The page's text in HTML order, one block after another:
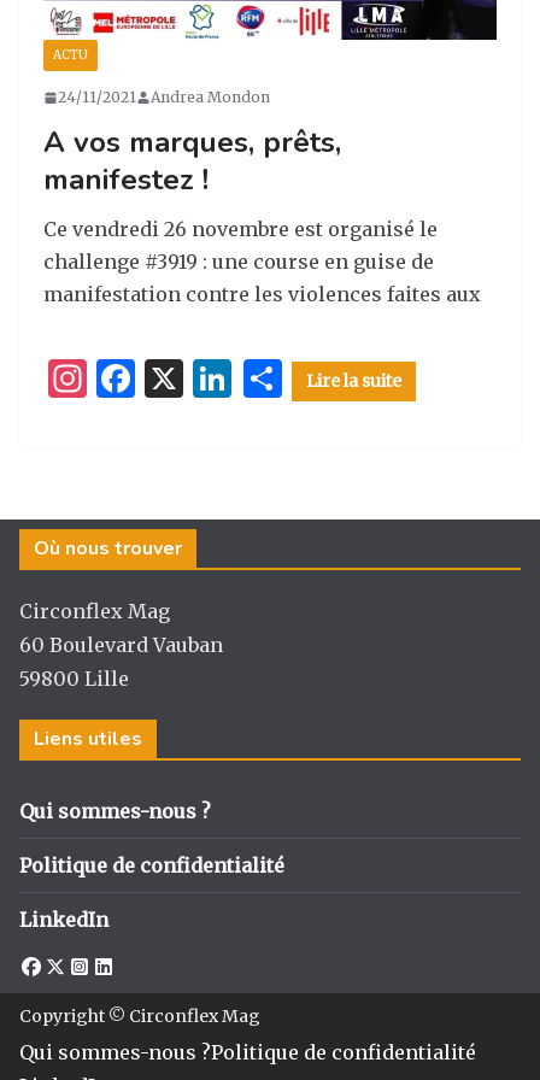
ACTU
24/11/2021 Andrea Mondon
A vos marques, prêts,
manifestez !
Ce vendredi 26 novembre est organisé le
challenge #3919 : une course en guise de
manifestation contre les violences faites aux
I
g
ra
m
F
b
o
o
k
X
Li
dI
n
ar
er
Lire la suite
Où nous trouver
Circonflex Mag
60 Boulevard Vauban
59800 Lille
Liens utiles
Qui sommes-nous ?
Politique de confidentialité
LinkedIn
Copyright © Circonflex Mag
Qui sommes-nous ?Politique de confidentialité